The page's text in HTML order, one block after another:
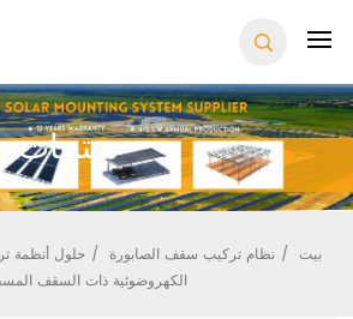
منتجات
بيت / نظام تركيب سقف الصابورة / حلول أنظمة
الكهروضوئية ذات السقف